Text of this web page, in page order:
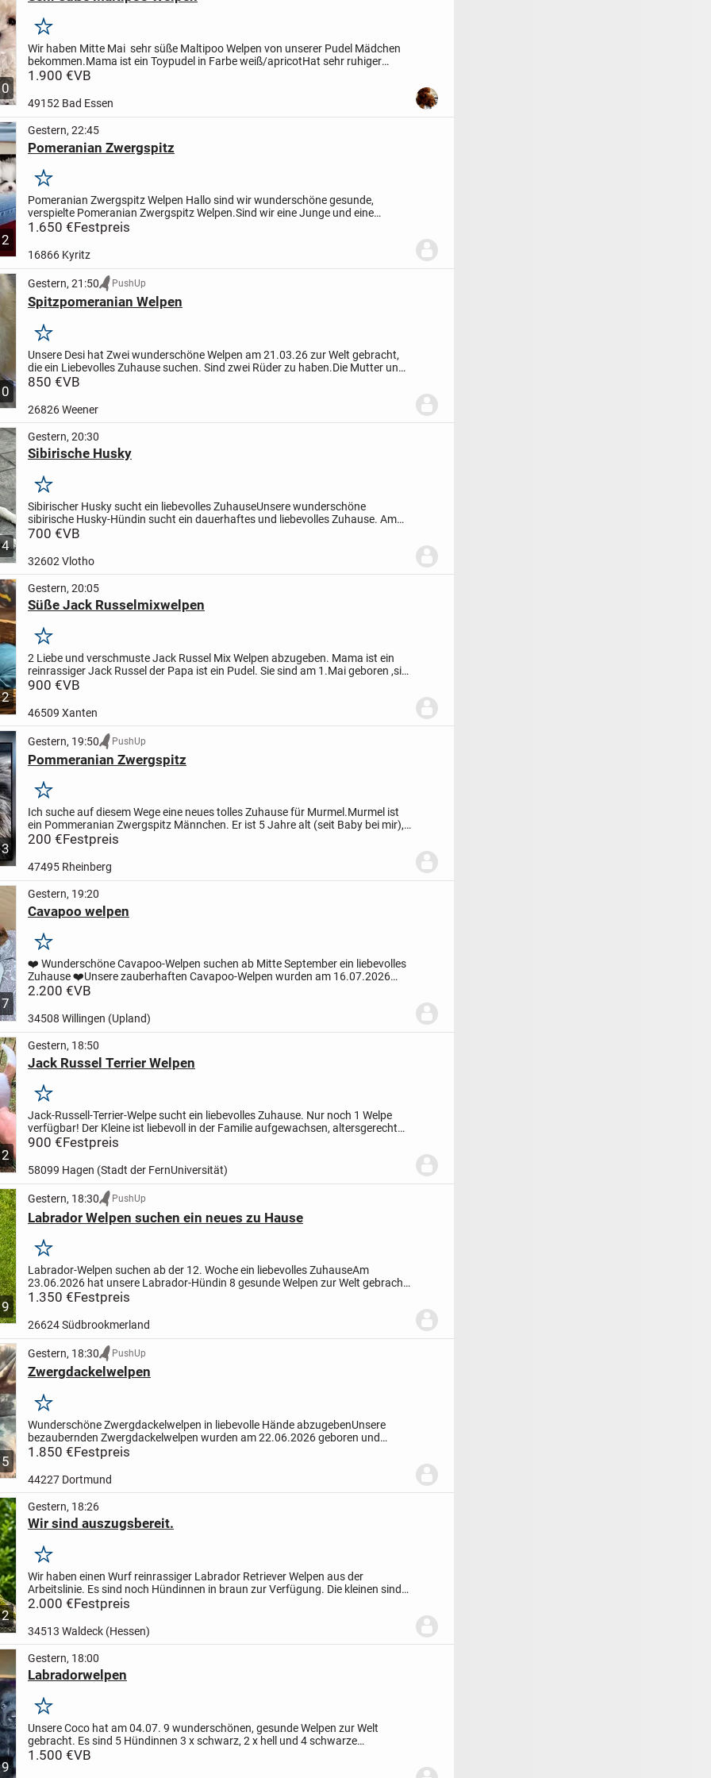
Merken
Wir haben Mitte Mai sehr süße Maltipoo Welpen von unserer Pudel Mädchen
bekommen.Mama ist ein Toypudel in Farbe weiß/apricotHat sehr ruhiger
Charakter,sehr anhänglich und lieb .
1.900 €VB
49152 Bad Essen
2
Gestern, 22:45
Pomeranian Zwergspitz
Merken
Pomeranian Zwergspitz Welpen Hallo sind wir wunderschöne gesunde,
verspielte Pomeranian Zwergspitz Welpen.Sind wir eine Junge und eine
MädchenWir entwickeln uns sehr gut und werden zum abgabe...
1.650 €Festpreis
16866 Kyritz
Gestern, 21:50 PushUp
Spitzpomeranian Welpen
Merken
Unsere Desi hat Zwei wunderschöne Welpen am 21.03.26 zur Welt gebracht,
die ein Liebevolles Zuhause suchen. Sind zwei Rüder zu haben.Die Mutter und
der Vater sind beide reinrassige Spitz Pomeranian,...
850 €VB
26826 Weener
4
Gestern, 20:30
Sibirische Husky
Merken
Sibirischer Husky sucht ein liebevolles ZuhauseUnsere wunderschöne
sibirische Husky-Hündin sucht ein dauerhaftes und liebevolles Zuhause. Am
schönsten wäre ein Bauernhof oder ein Zuhause mit großem...
700 €VB
32602 Vlotho
2
Gestern, 20:05
Süße Jack Russelmixwelpen
Merken
2 Liebe und verschmuste Jack Russel Mix Welpen abzugeben. Mama ist ein
reinrassiger Jack Russel der Papa ist ein Pudel. Sie sind am 1.Mai geboren ,sie
sind komplett geimpft auch gegen Tollwut .Die...
900 €VB
46509 Xanten
3
Gestern, 19:50 PushUp
Pommeranian Zwergspitz
Merken
Ich suche auf diesem Wege eine neues tolles Zuhause für Murmel.Murmel ist
ein Pommeranian Zwergspitz Männchen. Er ist 5 Jahre alt (seit Baby bei mir),
nicht kastriert (hat gesunde Babys gezeugt) ist...
200 €Festpreis
47495 Rheinberg
7
Gestern, 19:20
Cavapoo welpen
Merken
❤️ Wunderschöne Cavapoo-Welpen suchen ab Mitte September ein liebevolles
Zuhause ❤️Unsere zauberhaften Cavapoo-Welpen wurden am 16.07.2026
geboren und wachsen mit viel Liebe in unserer Familie auf....
2.200 €VB
34508 Willingen (Upland)
2
Gestern, 18:50
Jack Russel Terrier Welpen
Merken
Jack-Russell-Terrier-Welpe sucht ein liebevolles Zuhause. Nur noch 1 Welpe
verfügbar! Der Kleine ist liebevoll in der Familie aufgewachsen, altersgerecht
geimpft, mehrfach entwurmt und tierärztlich...
900 €Festpreis
58099 Hagen (Stadt der FernUniversität)
9
Gestern, 18:30 PushUp
Labrador Welpen suchen ein neues zu Hause
Merken
Labrador-Welpen suchen ab der 12. Woche ein liebevolles ZuhauseAm
23.06.2026 hat unsere Labrador-Hündin 8 gesunde Welpen zur Welt gebracht
– 4 Mädchen und 4 Rüden.
1.350 €Festpreis
26624 Südbrookmerland
5
Gestern, 18:30 PushUp
Zwergdackelwelpen
Merken
Wunderschöne Zwergdackelwelpen in liebevolle Hände abzugebenUnsere
bezaubernden Zwergdackelwelpen wurden am 22.06.2026 geboren und
dürfen ab der 12. Lebenswoche in ihr neues, liebevolles Zuhause...
1.850 €Festpreis
44227 Dortmund
2
Gestern, 18:26
Wir sind auszugsbereit.
Merken
Wir haben einen Wurf reinrassiger Labrador Retriever Welpen aus der
Arbeitslinie. Es sind noch Hündinnen in braun zur Verfügung. Die kleinen sind
am 01.06.2026 geboren.
2.000 €Festpreis
34513 Waldeck (Hessen)
9
Gestern, 18:00
Labradorwelpen
Merken
Unsere Coco hat am 04.07. 9 wunderschönen, gesunde Welpen zur Welt
gebracht. Es sind 5 Hündinnen 3 x schwarz, 2 x hell und 4 schwarze
Rüden. Coco ist ein Goldator 75% Labrador und 25% Golden...
1.500 €VB